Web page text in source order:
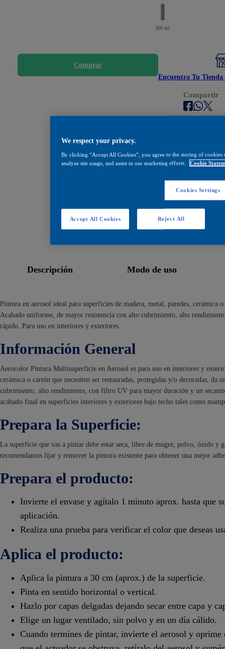
300 ml
Comprar
Encuentra Tu Tienda
Compartir
descargar ficha
descripción modo de uso
Pintura en aerosol ideal para superficies de madera, metal, paredes, cerámica
Acabado uniforme, de mayor resistencia con alto cubrimiento, alto
rápido. Para uso en interiores y exteriores.
Información General
Aerocolor Pintura Multisuperficie en Aerosol es para uso en interiores y
cerámica o cartón que necesiten ser restauradas, protegidas y/o decoradas, da
cubrimiento, alto rendimiento, con filtro UV para mayor duración y un
acabado final en superficies interiores y exteriores bajo techo tales como
Prepara la Superficie:
La superficie que vas a pintar debe estar seca, libre de mugre, polvo, óxido y
recomendamos lijar y remover la pintura existente para obtener una mejor
Prepara el producto:
Invierte el envase y agítalo 1 minuto aprox. hasta que
aplicación.
Realiza una prueba para verificar el color que deseas
Aplica el producto:
Aplica la pintura a 30 cm (aprox.) de la superficie.
Pinta en sentido horizontal o vertical.
Hazlo por capas delgadas dejando secar entre capa y
Elige un lugar ventilado, sin polvo y en un día cálido.
Cuando termines de pintar, invierte el aerosol y oprime
We respect your privacy.
By clicking “Accept All Cookies”, you agree to the storing of
analyze site usage, and assist in our marketing efforts.
Cookie
Cookies Settings
Reject All
Accept All Cookies